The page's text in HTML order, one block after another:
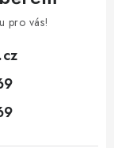
pro vás!